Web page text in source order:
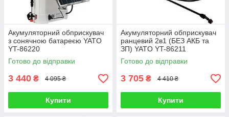
Акумуляторний обприскувач
з сонячною батареєю YATO
YT-86220
Готово до відправки
3 440 ₴ 4 095 ₴
Купити
Акумуляторний обприскувач
ранцевий 2в1 (БЕЗ АКБ та
ЗП) YATO YT-86211
Готово до відправки
3 705 ₴ 4 410 ₴
Купити